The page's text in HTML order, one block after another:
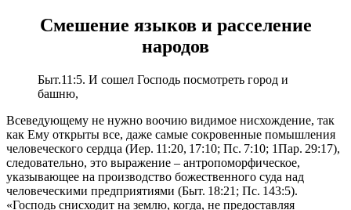
Смешение языков и расселение
народов
Быт.11:5. И сошел Господь посмотреть город и
башню,
Всеведующему не нужно воочию видимое нисхождение, так
как Ему открыты все, даже самые сокровенные помышления
человеческого сердца (Иер. 11:20, 17:10; Пс. 7:10; 1Пар. 29:17),
следовательно, это выражение – антропоморфическое,
указывающее на производство божественного суда над
человеческими предприятиями (Быт. 18:21; Пс. 143:5).
«Господь снисходит на землю, когда, не предоставляя